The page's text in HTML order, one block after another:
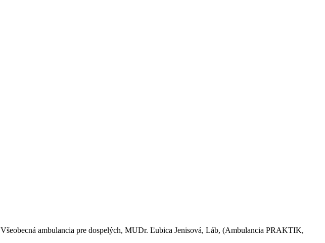
Všeobecná ambulancia pre dospelých, MUDr. Ľubica Jenisová, Láb, (Ambulancia PRAKTIK,